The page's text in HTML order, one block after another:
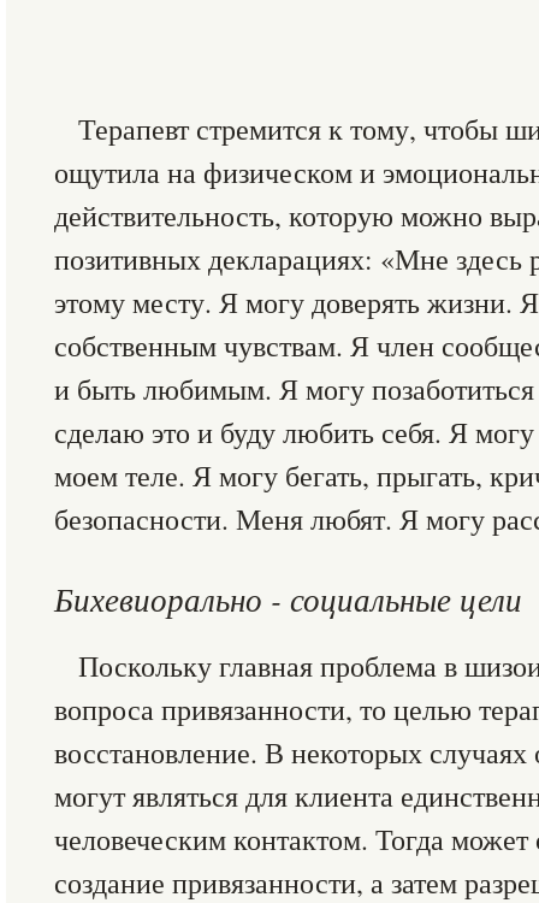
Терапевт стремится к тому, чтобы
ощутила на физическом и
действительность, которую можно
позитивных декларациях: «Мне
этому месту. Я могу доверять жизни.
собственным чувствам. Я член
и быть любимым. Я могу позаботиться
сделаю это и буду любить себя. Я
моем теле. Я могу бегать, прыгать,
безопасности. Меня любят. Я могу
Бихевиорально - социальные цели
Поскольку главная проблема в
вопроса привязанности, то целью
восстановление. В некоторых
могут являться для клиента
человеческим контактом. Тогда
создание привязанности, а затем